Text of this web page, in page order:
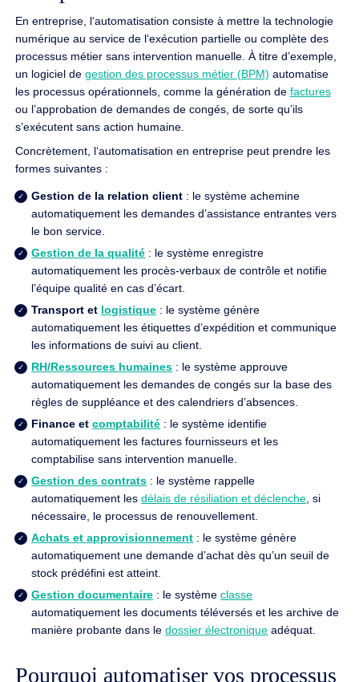
En entreprise, l‘automatisation consiste à mettre la technologie
numérique au service de l‘exécution partielle ou complète des
processus métier sans intervention manuelle. À titre d’exemple,
un logiciel de gestion des processus métier (BPM) automatise
les processus opérationnels, comme la génération de factures
ou l’approbation de demandes de congés, de sorte qu’ils
s’exécutent sans action humaine.
Concrètement, l‘automatisation en entreprise peut prendre les
formes suivantes :
Gestion de la relation client : le système achemine
automatiquement les demandes d’assistance entrantes vers
le bon service.
Gestion de la qualité : le système enregistre
automatiquement les procès-verbaux de contrôle et notifie
l’équipe qualité en cas d’écart.
Transport et logistique : le système génère
automatiquement les étiquettes d’expédition et communique
les informations de suivi au client.
RH/Ressources humaines : le système approuve
automatiquement les demandes de congés sur la base des
règles de suppléance et des calendriers d’absences.
Finance etcomptabilité : le système identifie
automatiquement les factures fournisseurs et les
comptabilise sans intervention manuelle.
Gestion des contrats : le système rappelle
automatiquement lesdélais de résiliation et déclenche , si
nécessaire, le processus de renouvellement.
Achats et approvisionnement : le système génère
automatiquement une demande d’achat dès qu’un seuil de
stock prédéfini est atteint.
Gestion documentaire : le systèmeclasse
automatiquement les documents téléversés et les archive de
manière probante dans ledossier électronique adéquat.
Pourquoi automatiser vos processus